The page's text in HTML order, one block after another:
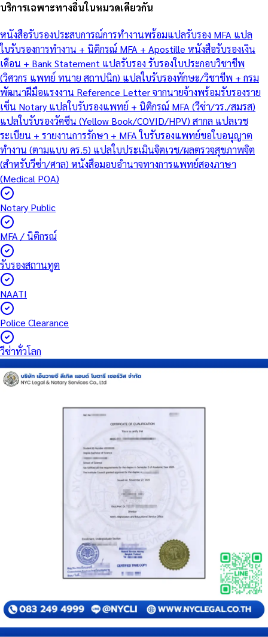
บริการเฉพาะทางอื่นในหมวดเดียวกัน
หนังสือรับรองประสบการณ์การทำงานพร้อมแปลรับรอง MFA แปล
ใบรับรองการทำงาน + นิติกรณ์ MFA + Apostille หนังสือรับรองเงิน
เดือน + Bank Statement แปลรับรอง รับรองใบประกอบวิชาชีพ
(วิศวกร แพทย์ ทนาย สถาปนิก) แปลใบรับรองทักษะ/วิชาชีพ + กรม
พัฒนาฝีมือแรงงาน Reference Letter จากนายจ้างพร้อมรับรองราย
เซ็น Notary แปลใบรับรองแพทย์ + นิติกรณ์ MFA (วีซ่า/วร./สมรส)
แปลใบรับรองวัคซีน (Yellow Book/COVID/HPV) สากล แปลเวช
ระเบียน + รายงานการรักษา + MFA ใบรับรองแพทย์ขอใบอนุญาต
ทำงาน (ตามแบบ คร.5) แปลใบประเมินจิตเวช/ผลตรวจสุขภาพจิต
(สำหรับวีซ่า/ศาล) หนังสือมอบอำนาจทางการแพทย์สองภาษา
(Medical POA)
Notary Public
MFA / นิติกรณ์
รับรองสถานทูต
NAATI
Police Clearance
วีซ่าทั่วโลก